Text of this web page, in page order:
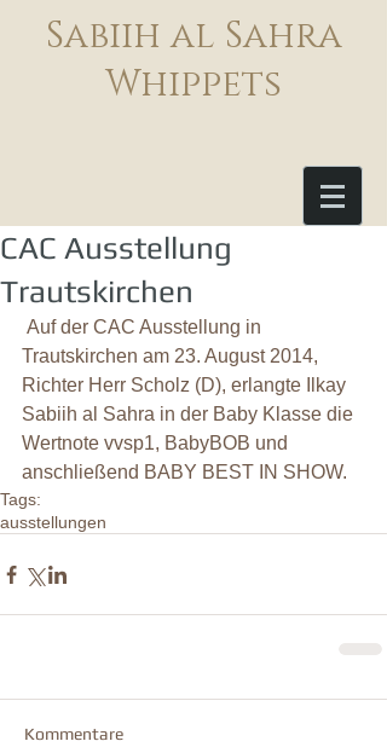
Sabiih al Sahra
Whippets
CAC Ausstellung
Trautskirchen
Trautskirchen am 23. August 2014,
Richter Herr Scholz (D), erlangte Ilkay
Sabiih al Sahra in der Baby Klasse die
Wertnote vvsp1, BabyBOB und
anschließend BABY BEST IN SHOW.
Tags:
ausstellungen
Kommentare